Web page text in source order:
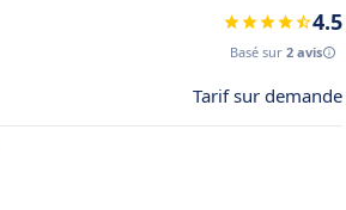
4.5
Basé sur 2 avis
Tarif sur demande